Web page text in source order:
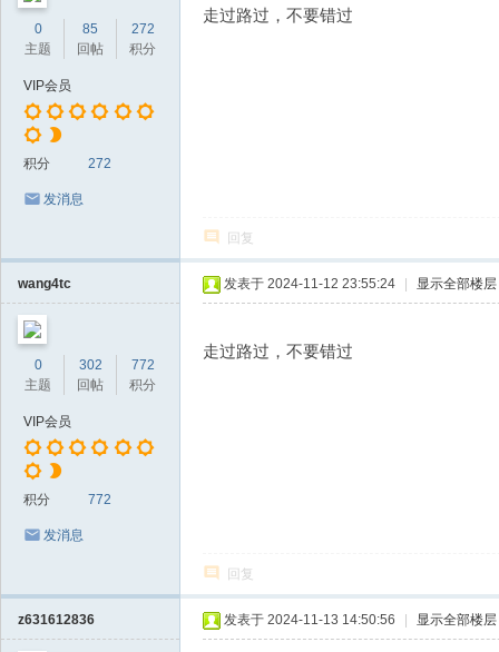
0
主题
85
回帖
272
积分
VIP会员
积分 272
发消息
走过路过，不要错过
回复
wang4tc
0
主题
302
回帖
772
积分
VIP会员
积分 772
发消息
发表于 2024-11-12 23:55:24 显示全部楼层
走过路过，不要错过
回复
z631612836 发表于 2024-11-13 14:50:56 显示全部楼层